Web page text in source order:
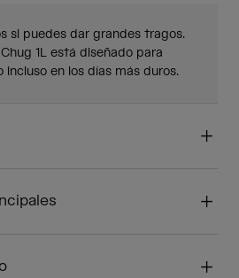
si puedes dar grandes tragos.
1L está diseñado para
en los días más duros.